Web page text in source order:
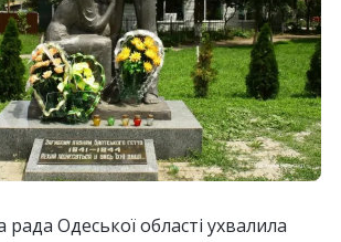
рада Одеської області ухвалила